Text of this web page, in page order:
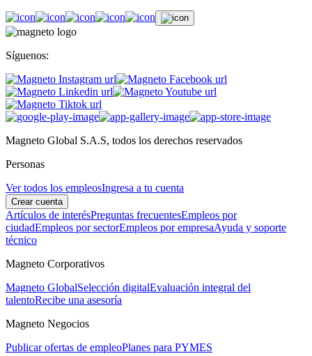
Síguenos:
Magneto Global S.A.S, todos los derechos reservados
Personas
Ver todos los empleosIngresa a tu cuenta
Crear cuenta
Artículos de interésPreguntas frecuentesEmpleos por
ciudadEmpleos por sectorEmpleos por empresaAyuda y soporte
técnico
Magneto Corporativos
Magneto GlobalSelección digitalEvaluación integral del
talentoRecibe una asesoría
Magneto Negocios
Publicar ofertas de empleoPlanes para PYMES